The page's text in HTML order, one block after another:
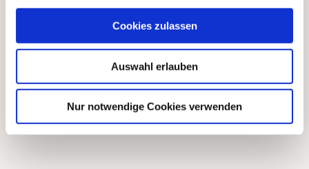
Cookies zulassen
Auswahl erlauben
Nur notwendige Cookies verwenden
KLEIN Buch+Papier GmbH, St.
st.ingbert@klein-buch.de
Detailseite Veranstalter